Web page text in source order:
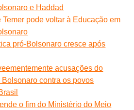
e Haddad
Temer pode voltar à Educação em
pró-Bolsonaro cresce após
acusações do
contra os povos
o fim do Ministério do Meio